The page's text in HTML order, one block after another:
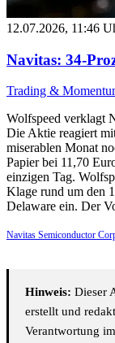
12.07.2026, 11:46
Navitas: 34-
Trading &
Wolfspeed verklagt
Die Aktie reagiert
miserablen Monat
Papier bei 11,70
einzigen Tag.
Klage rund um den
Delaware ein. Der
Navitas Semiconductor
Hinweis: Dieser
erstellt und
Verantwortung